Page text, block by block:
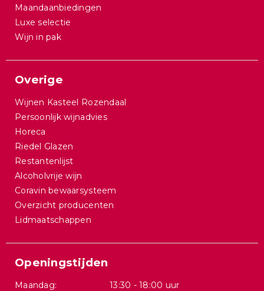
Maandaanbiedingen
Luxe selectie
Wijn in pak
Overige
Wijnen Kasteel Rozendaal
Persoonlijk wijnadvies
Horeca
Riedel Glazen
Restantenlijst
Alcoholvrije wijn
Coravin bewaarsysteem
Overzicht producenten
Lidmaatschappen
Openingstijden
Maandag:
13:30 - 18:00 uur